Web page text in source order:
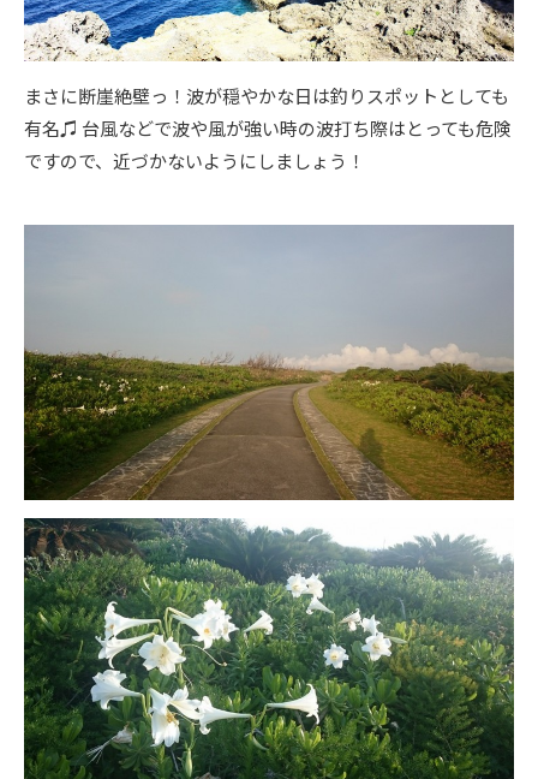
まさに断崖絶壁っ！波が穏やかな日は釣りスポットとしても
有名♫ 台風などで波や風が強い時の波打ち際はとっても危険
ですので、近づかないようにしましょう！